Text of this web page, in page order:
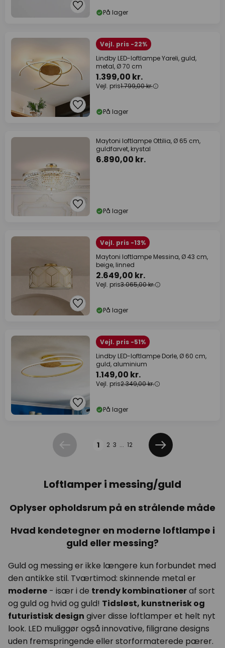
På lager
Vejl. pris -22%
Lindby LED-loftlampe Yareli, guld,
metal, Ø 70 cm
1.399,00 kr.
Vejl. pris1.799,00 kr.
På lager
Maytoni loftlampe Ottilia, Ø 65 cm,
guldfarvet, krystal
6.890,00 kr.
På lager
Vejl. pris -13%
Maytoni loftlampe Messina, Ø 43 cm,
beige, linned
2.649,00 kr.
Vejl. pris3.065,00 kr.
På lager
Vejl. pris -51%
Lindby LED-loftlampe Dorle, Ø 60 cm,
guld, aluminium
1.149,00 kr.
Vejl. pris2.349,00 kr.
På lager
Forrige 1 2 3 ... 12
Næste
Loftlamper i messing/guld
Oplyser opholdsrum på en strålende måde
Hvad kendetegner en moderne loftlampe i
guld eller messing?
Guld og messing er ikke længere kun forbundet med
den antikke stil. Tværtimod: skinnende metal er
moderne - især i de trendy kombinationeraf sort
og guld og hvid og guld! Tidsløst, kunstnerisk og
futuristisk design giver disse loftlamper et helt nyt
look. LED muliggør også innovative, filigrane designs
uden fremspringende eller storformaterede pærer.